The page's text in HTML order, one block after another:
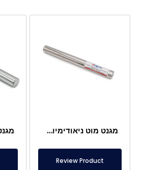
מגנט מוט ניאודימיום Ø25×250 מ"מ – חיבור נקבה M8 מצד אחד
Review Product